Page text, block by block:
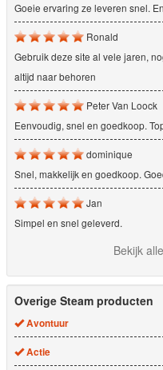
Goeie ervaring ze leveren snel.
Ronald
Gebruik deze site al vele jaren,
altijd naar behoren
Peter Van Loock
Eenvoudig, snel en goedkoop.
dominique
Snel, makkelijk en goedkoop.
Jan
Simpel en snel geleverd.
Bekijk
Overige Steam producten
Avontuur
Actie